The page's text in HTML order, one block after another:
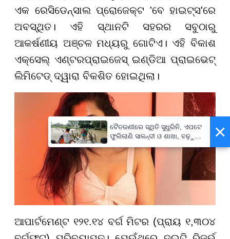
ଏକ ରେସିଡେନ୍ସାଲ ପ୍ରୋଜେକ୍ଟ 'ବେ ହାଇଟ୍ସ'ରେ
ଅବସ୍ଥିତ। ଏହି ସ୍ଥାନଟି ସହରର ସବୁଠାରୁ
ଆକର୍ଷଣୀୟ ଅଞ୍ଚଳ ମଧ୍ୟରୁ ଗୋଟିଏ। ଏହି ବିକାଶ
ଏକ୍ସେଲ୍ ଏଣ୍ଟରପ୍ରାଇଜେସ୍ ଇଣ୍ଡିଆ ପ୍ରାଇଭେଟ୍
ଲିମିଟେଡ୍ ଦ୍ୱାରା ବିକଶିତ ହୋଇଥିଲା।
ଆପାର୍ଟମେଣ୍ଟ ୧୨୧.୧୪ ବର୍ଗ ମିଟର (ପ୍ରାୟ ୧,୩୦୪
×
ବୈତରଣୀରେ ସ୍ଥିତି ସୁଧୁରିନି, ଏପଟେ
ଫୁଲିଲାଣି ସାଳନ୍ଦୀ ଓ ଶାଖା, ବଢ଼ୁଛି
ବନ୍ୟା ଭୟ